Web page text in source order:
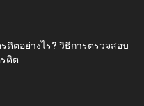
ดิตอย่างไร? วิธีการตรวจสอบ
ดิต